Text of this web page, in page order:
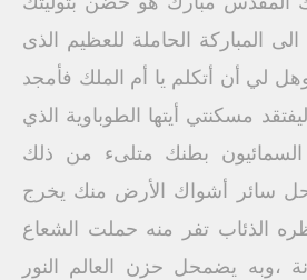
المباركة الحاملة للعظيم الذى
لي أن أتكلم يا أم الملك فأمجد
مسكنتي أيتها الطوباوية الذي
بطنك متلىء من ذلك
سائر أشواك الأرض منك يخرج
الذئاب تفر منه حملت الشعاع
،وبه يضمحل حزن العالم النور